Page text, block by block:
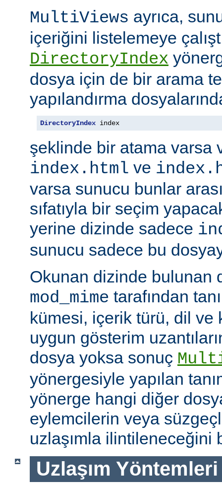
MultiViews ayrıca,
içeriğini listelemeye
DirectoryIndex
dosya için de bir arama
yapılandırma
DirectoryIndex index
şeklinde bir atama varsa
index.html ve
varsa sunucu bunlar
sıfatıyla bir seçim
yerine dizinde sadece
sunucu sadece bu
Okunan dizinde bulunan
mod_mime tarafından
kümesi, içerik türü, dil ve
uygun gösterim
dosya yoksa sonuç
yönergesiyle yapılan
yönerge hangi diğer
eylemcilerin veya
uzlaşımla ilintileneceğini
Uzlaşım Yöntemleri